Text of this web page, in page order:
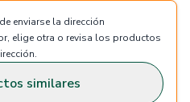
enviarse la dirección
elige otra o revisa los productos
similares